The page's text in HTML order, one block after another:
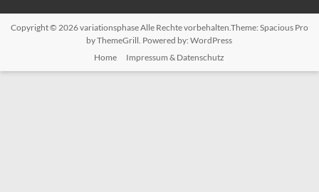
Copyright © 2026variationsphaseAlle Rechte vorbehalten.Theme: Spacious Pro
by ThemeGrill. Powered by:WordPress
Home
Impressum & Datenschutz